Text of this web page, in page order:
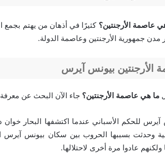
عاصمة الأرجنتين؟ كثيرًا في أذهان من يهتم بجمع
جمهورية الأرجنتين وعاصمة الدولة.
الأرجنتين بيونس آيرس
ما هي عاصمة الأرجنتين؟ جاء الآن البحث عن
للحكم الأسباني عندما اكتشفها البحار خوان
وحدثت بسببها الحروب بين سكان بيونس آيرس
ولكنهم عادوا مرة أخرى لاحتلالها.